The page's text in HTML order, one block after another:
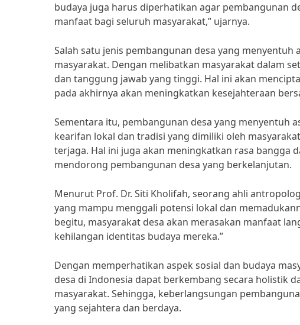
budaya juga harus diperhatikan agar pembangunan
manfaat bagi seluruh masyarakat,” ujarnya.
Salah satu jenis pembangunan desa yang
masyarakat. Dengan melibatkan masyarakat dalam
dan tanggung jawab yang tinggi. Hal ini akan
pada akhirnya akan meningkatkan kesejahteraan
Sementara itu, pembangunan desa yang menyentuh
kearifan lokal dan tradisi yang dimiliki oleh
terjaga. Hal ini juga akan meningkatkan rasa bangga
mendorong pembangunan desa yang berkelanjutan.
Menurut Prof. Dr. Siti Kholifah, seorang ahli
yang mampu menggali potensi lokal dan
begitu, masyarakat desa akan merasakan manfaat
kehilangan identitas budaya mereka.”
Dengan memperhatikan aspek sosial dan budaya
desa di Indonesia dapat berkembang secara holistik
masyarakat. Sehingga, keberlangsungan
yang sejahtera dan berdaya.